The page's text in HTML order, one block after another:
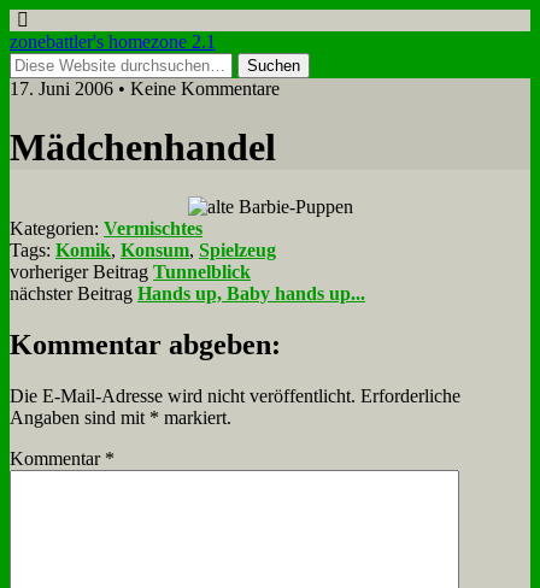
zonebattler's homezone 2.1
17. Juni 2006 • Keine Kommentare
Mäd­chen­han­del
Kategorien: Vermischtes
Tags: Komik, Konsum, Spielzeug
vorheriger Beitrag Tunnelblick
nächster Beitrag Hands up, Baby hands up...
Kommentar abgeben:
Die E-Mail-Adresse wird nicht veröffentlicht. Erforderliche
Angaben sind mit * markiert.
Kommentar *